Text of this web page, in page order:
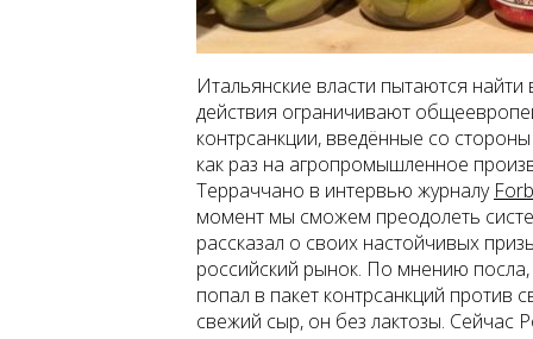
Итальянские власти пытаются
действия ограничивают
контрсанкции, введённые со
как раз на агропромышленное
Терраччано в интервью журналу
момент мы сможем преодолеть
рассказал о своих настойчивых
российский рынок. По мнению
попал в пакет контрсанкций против
свежий сыр, он без лактозы. Сейчас